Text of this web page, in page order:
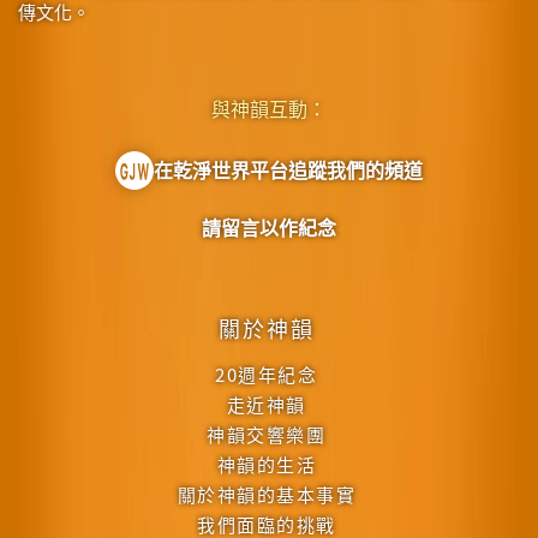
傳文化。
關於神韻
20週年紀念
走近神韻
神韻交響樂團
神韻的生活
關於神韻的基本事實
我們面臨的挑戰
與神韻互動：
在乾淨世界平台追蹤我們的頻道
請留言以作紀念